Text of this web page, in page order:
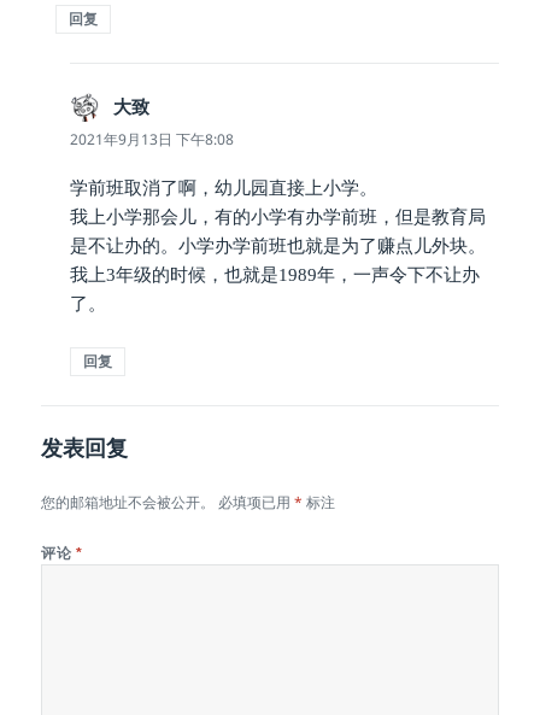
回复
大致
道：
2021年9月13日 下午8:08
学前班取消了啊，幼儿园直接上小学。
我上小学那会儿，有的小学有办学前班，但是教育局
是不让办的。小学办学前班也就是为了赚点儿外块。
我上3年级的时候，也就是1989年，一声令下不让办
了。
回复
发表回复
您的邮箱地址不会被公开。 必填项已用* 标注
评论 *